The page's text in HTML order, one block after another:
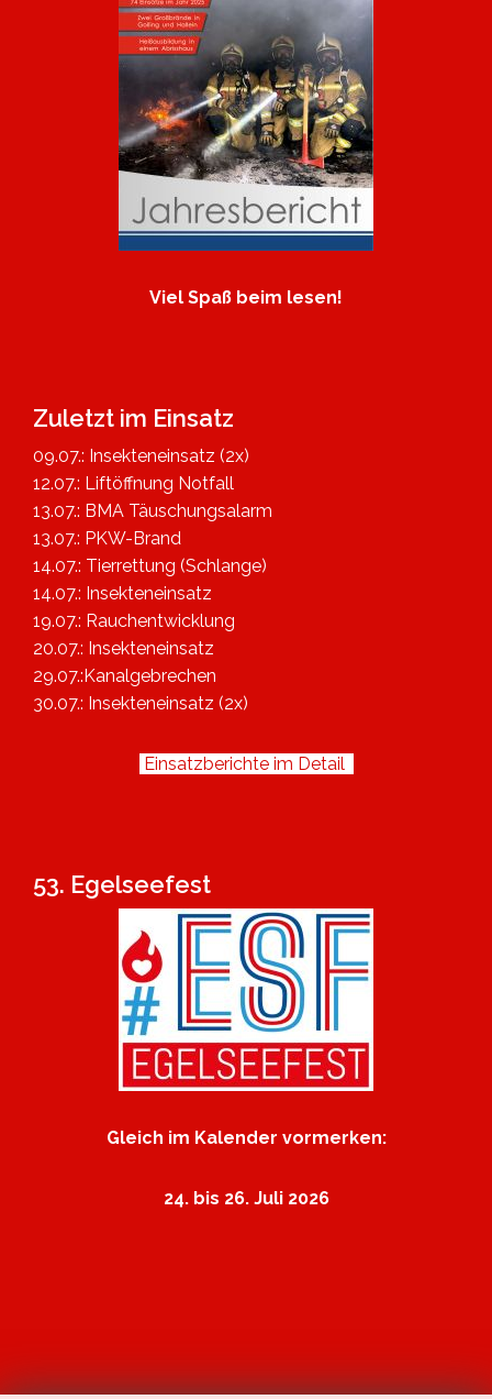
Viel Spaß beim lesen!
Zuletzt im Einsatz
09.07.: Insekteneinsatz (2x)
12.07.: Liftöffnung Notfall
13.07.: BMA Täuschungsalarm
13.07.: PKW-Brand
14.07.: Tierrettung (Schlange)
14.07.: Insekteneinsatz
19.07.: Rauchentwicklung
20.07.: Insekteneinsatz
29.07.:Kanalgebrechen
30.07.: Insekteneinsatz (2x)
Einsatzberichte im Detail
53. Egelseefest
Gleich im Kalender vormerken:
24. bis 26. Juli 2026